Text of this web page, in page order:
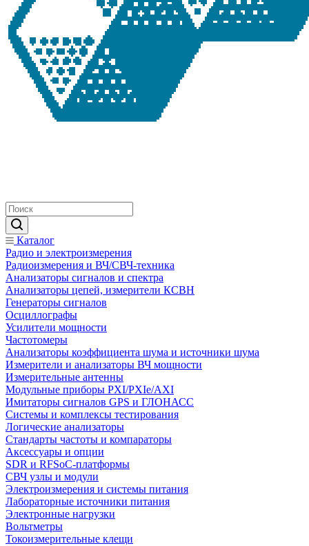
Каталог
Радио и электроизмерения
Радиоизмерения и ВЧ/СВЧ-техника
Анализаторы сигналов и спектра
Анализаторы цепей, измерители КСВН
Генераторы сигналов
Осциллографы
Усилители мощности
Частотомеры
Анализаторы коэффициента шума и источники шума
Измерители и анализаторы ВЧ мощности
Измерительные антенны
Модульные приборы PXI/PXIe/AXI
Имитаторы сигналов GPS и ГЛОНАСС
Системы и комплексы тестирования
Логические анализаторы
Стандарты частоты и компараторы
Аксессуары и опции
SDR и RFSoC‑платформы
СВЧ узлы и модули
Электроизмерения и системы питания
Лабораторные источники питания
Электронные нагрузки
Вольтметры
Токоизмерительные клещи